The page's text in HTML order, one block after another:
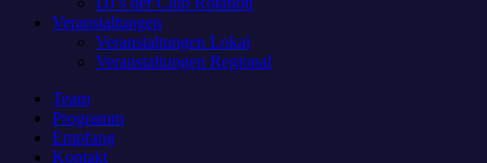
Veranstaltungen
Veranstaltungen Lokal
Veranstaltungen Regional
Team
Programm
Empfang
Kontakt